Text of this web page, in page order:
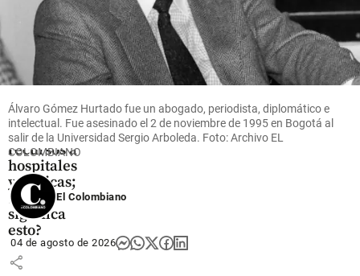
Salud
Gobierno
aumentó
a 90 % el
mínimo
del giro
directo de
recursos a
hospitales
y clínicas;
¿qué
significa
esto?
share
Álvaro Gómez Hurtado fue un abogado, periodista, diplomático e
intelectual. Fue asesinado el 2 de noviembre de 1995 en Bogotá al
salir de la Universidad Sergio Arboleda. Foto: Archivo EL
COLOMBIANO
El Colombiano
04 de agosto de 2026